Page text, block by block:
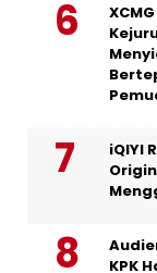
iQIYI
KPK